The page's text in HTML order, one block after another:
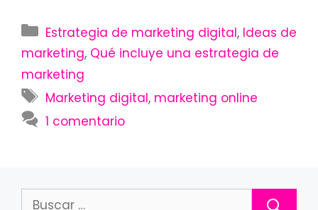
Categorías
Estrategia de marketing digital, Ideas de
marketing, Qué incluye una estrategia de
marketing
Etiquetas
Marketing digital, marketing online
1 comentario
Buscar: